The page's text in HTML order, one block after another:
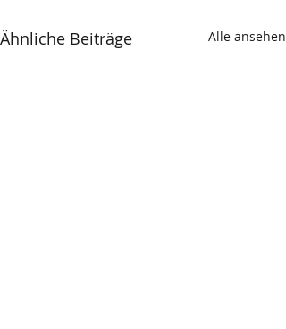
Ähnliche Beiträge Alle ansehen